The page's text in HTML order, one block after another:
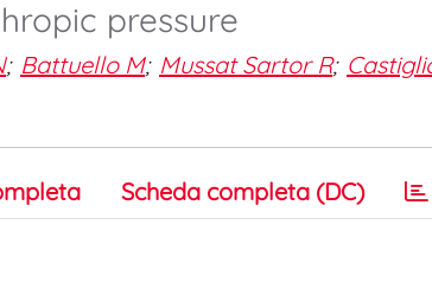
pressure
; Battuello M; Mussat Sartor R;
Scheda completa (DC)